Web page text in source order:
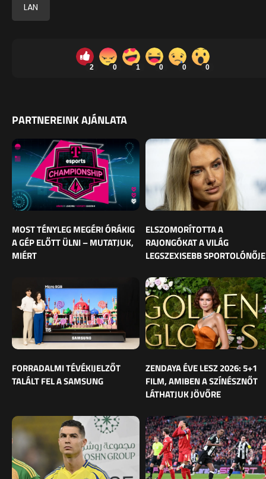
LAN
2 0 1 0 0 0
PARTNEREINK AJÁNLATA
MOST TÉNYLEG MEGÉRI ÓRÁKIG
A GÉP ELŐTT ÜLNI – MUTATJUK,
MIÉRT
ELSZOMORÍTOTTA A
RAJONGÓKAT A VILÁG
LEGSZEXISEBB SPORTOLÓNŐJE
FORRADALMI TÉVÉKIJELZŐT
TALÁLT FEL A SAMSUNG
ZENDAYA ÉVE LESZ 2026: 5+1
FILM, AMIBEN A SZÍNÉSZNŐT
LÁTHATJUK JÖVŐRE